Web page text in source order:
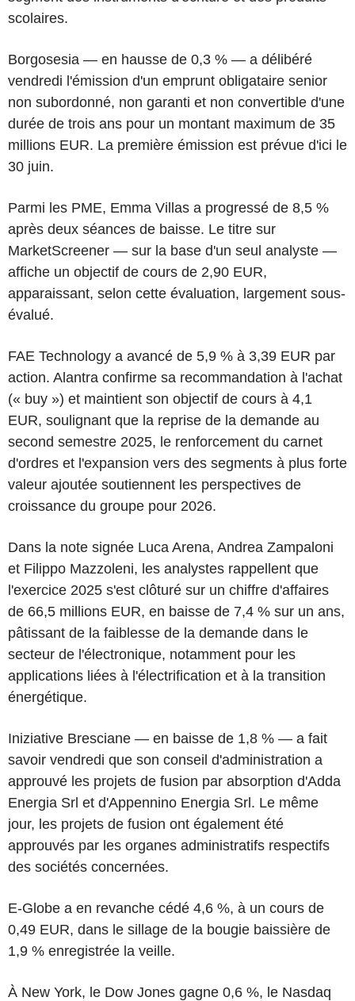
scolaires.
Borgosesia — en hausse de 0,3 % — a délibéré
vendredi l'émission d'un emprunt obligataire senior
non subordonné, non garanti et non convertible d'une
durée de trois ans pour un montant maximum de 35
millions EUR. La première émission est prévue d'ici le
30 juin.
Parmi les PME, Emma Villas a progressé de 8,5 %
après deux séances de baisse. Le titre sur
MarketScreener — sur la base d'un seul analyste —
affiche un objectif de cours de 2,90 EUR,
apparaissant, selon cette évaluation, largement sous-
évalué.
FAE Technology a avancé de 5,9 % à 3,39 EUR par
action. Alantra confirme sa recommandation à l'achat
(« buy ») et maintient son objectif de cours à 4,1
EUR, soulignant que la reprise de la demande au
second semestre 2025, le renforcement du carnet
d'ordres et l'expansion vers des segments à plus forte
valeur ajoutée soutiennent les perspectives de
croissance du groupe pour 2026.
Dans la note signée Luca Arena, Andrea Zampaloni
et Filippo Mazzoleni, les analystes rappellent que
l'exercice 2025 s'est clôturé sur un chiffre d'affaires
de 66,5 millions EUR, en baisse de 7,4 % sur un ans,
pâtissant de la faiblesse de la demande dans le
secteur de l'électronique, notamment pour les
applications liées à l'électrification et à la transition
énergétique.
Iniziative Bresciane — en baisse de 1,8 % — a fait
savoir vendredi que son conseil d'administration a
approuvé les projets de fusion par absorption d'Adda
Energia Srl et d'Appennino Energia Srl. Le même
jour, les projets de fusion ont également été
approuvés par les organes administratifs respectifs
des sociétés concernées.
E-Globe a en revanche cédé 4,6 %, à un cours de
0,49 EUR, dans le sillage de la bougie baissière de
1,9 % enregistrée la veille.
À New York, le Dow Jones gagne 0,6 %, le Nasdaq